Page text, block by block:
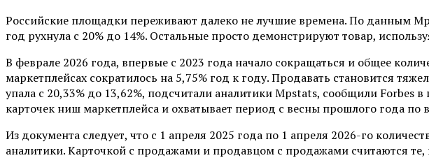
Российские площадки переживают далеко не лучшие времена. По данным
год рухнула с 20% до 14%. Остальные просто демонстрируют товар,
В феврале 2026 года, впервые с 2023 года начало сокращаться и общее
маркетплейсах сократилось на 5,75% год к году. Продавать становится
упала с 20,33% до 13,62%, подсчитали аналитики Mpstats, сообщили Forbes
карточек ниш маркетплейса и охватывает период с весны прошлого года по
Из документа следует, что с 1 апреля 2025 года по 1 апреля 2026-го
аналитики. Карточкой с продажами и продавцом с продажами считаются